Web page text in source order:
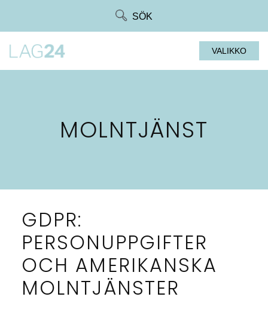
SÖK
VALIKKO
MOLNTJÄNST
GDPR:
PERSONUPPGIFTER
OCH AMERIKANSKA
MOLNTJÄNSTER